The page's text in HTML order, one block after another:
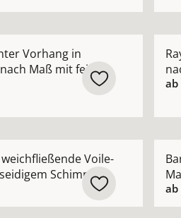
Vorhang in
Maß mit feiner
ab
Voile-
Schimmer
ab